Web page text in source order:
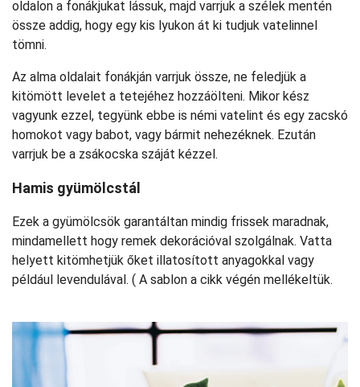
oldalon a fonákjukat lássuk, majd varrjuk a szélek mentén
össze addig, hogy egy kis lyukon át ki tudjuk vatelinnel
tömni.
Az alma oldalait fonákján varrjuk össze, ne feledjük a
kitömött levelet a tetejéhez hozzáölteni. Mikor kész
vagyunk ezzel, tegyünk ebbe is némi vatelint és egy zacskó
homokot vagy babot, vagy bármit nehezéknek. Ezután
varrjuk be a zsákocska száját kézzel.
Hamis gyümölcstál
Ezek a gyümölcsök garantáltan mindig frissek maradnak,
mindamellett hogy remek dekorációval szolgálnak. Vatta
helyett kitömhetjük őket illatosított anyagokkal vagy
például levendulával. ( A sablon a cikk végén mellékeltük.